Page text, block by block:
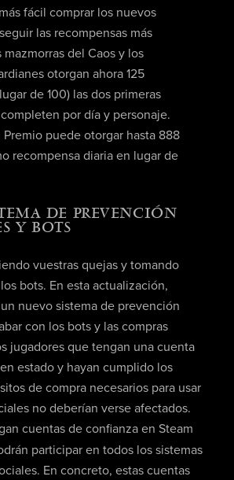
fácil comprar los nuevos
las recompensas más
mazmorras del Caos y los
otorgan ahora 125
de 100) las dos primeras
por día y personaje.
Premio puede otorgar hasta 888
recompensa diaria en lugar de
DE PREVENCIÓN
Y BOTS
vuestras quejas y tomando
bots. En esta actualización,
nuevo sistema de prevención
con los bots y las compras
jugadores que tengan una cuenta
estado y hayan cumplido los
de compra necesarios para usar
no deberían verse afectados.
cuentas de confianza en Steam
participar en todos los sistemas
En concreto, estas cuentas